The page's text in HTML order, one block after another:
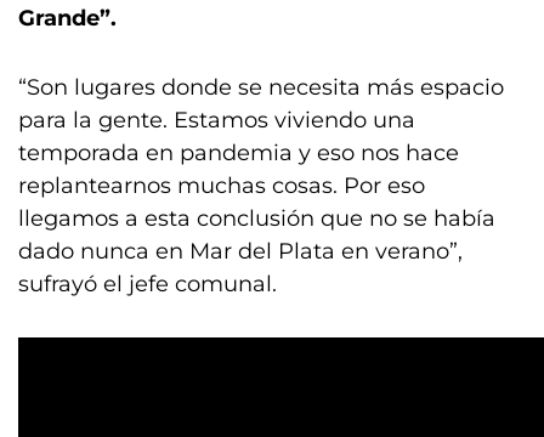
Grande”.
“Son lugares donde se necesita más espacio
para la gente. Estamos viviendo una
temporada en pandemia y eso nos hace
replantearnos muchas cosas. Por eso
llegamos a esta conclusión que no se había
dado nunca en Mar del Plata en verano”,
sufrayó el jefe comunal.